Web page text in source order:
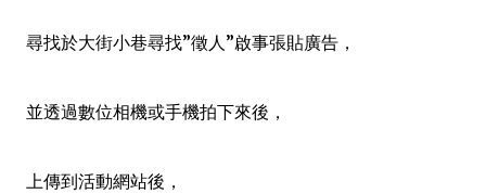
尋找於大街小巷尋找”徵人”啟事張貼廣告，
並透過數位相機或手機拍下來後，
上傳到活動網站後，